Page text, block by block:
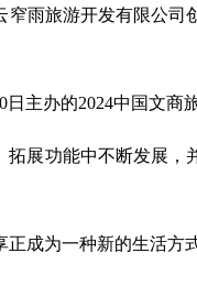
雨旅游开发有限公
主办的2024中国文
展功能中不断发展
成为一种新的生活方式